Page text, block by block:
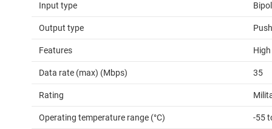
Input type
Output type
Features
Data rate (max) (Mbps) 35
Rating
Operating temperature range (°C) -55